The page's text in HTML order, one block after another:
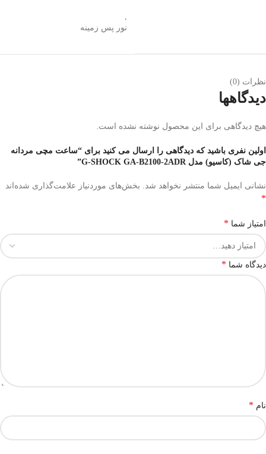
نور پس زمینه
نظرات (0)
دیدگاهها
هیچ دیدگاهی برای این محصول نوشته نشده است.
اولین نفری باشید که دیدگاهی را ارسال می کنید برای “ساعت مچی مردانه
جی شاک (کاسیو) مدل G-SHOCK GA-B2100-2ADR”
نشانی ایمیل شما منتشر نخواهد شد. بخش‌های موردنیاز علامت‌گذاری شده‌اند
*
امتیاز شما *
دیدگاه شما *
نام *